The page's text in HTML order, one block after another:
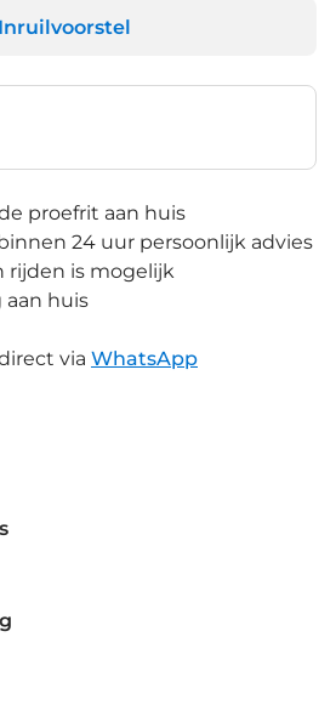
Inruilvoorstel
proefrit aan huis
24 uur persoonlijk advies
rijden is mogelijk
aan huis
via WhatsApp